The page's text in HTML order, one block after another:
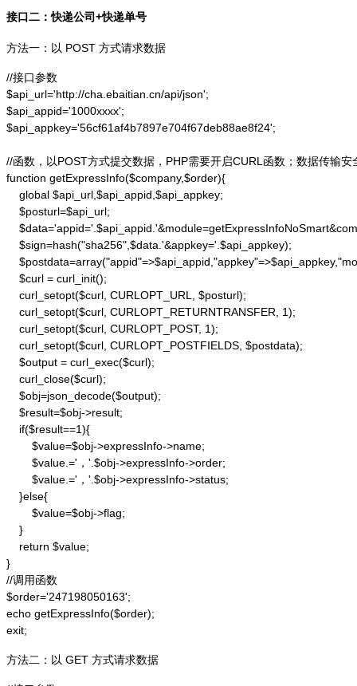
接口二：快递公司+快递单号
方法一：以 POST 方式请求数据
//接口参数
$api_url='http://cha.ebaitian.cn/api/json';
$api_appid='1000xxxx';
$api_appkey='56cf61af4b7897e704f67deb88ae8f24';
//函数，以POST方式提交数据，PHP需要开启CURL函数；数据传输安
function getExpressInfo($company,$order){
    global $api_url,$api_appid,$api_appkey;
    $posturl=$api_url;
    $sign=hash("sha256",$data.'&appkey='.$api_appkey);
    $curl = curl_init();
    curl_setopt($curl, CURLOPT_URL, $posturl);
    curl_setopt($curl, CURLOPT_RETURNTRANSFER, 1);
    curl_setopt($curl, CURLOPT_POST, 1);
    curl_setopt($curl, CURLOPT_POSTFIELDS, $postdata);
    $output = curl_exec($curl);
    curl_close($curl);
    $obj=json_decode($output);
    $result=$obj->result;
    if($result==1){
        $value=$obj->expressInfo->name;
        $value.='，'.$obj->expressInfo->order;
        $value.='，'.$obj->expressInfo->status;
    }else{
        $value=$obj->flag;
    }
    return $value;
}
//调用函数
$order='247198050163';
echo getExpressInfo($order);
exit;
方法二：以 GET 方式请求数据